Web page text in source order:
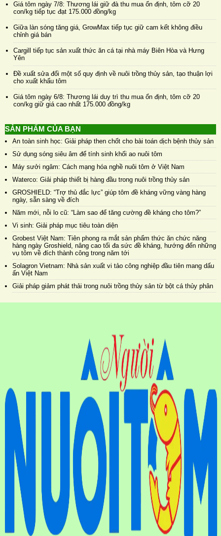
Giá tôm ngày 7/8: Thương lái giữ đà thu mua ổn định, tôm cỡ 20
con/kg tiếp tục đạt 175.000 đồng/kg
Giữa làn sóng tăng giá, GrowMax tiếp tục giữ cam kết không điều
chỉnh giá bán
Cargill tiếp tục sản xuất thức ăn cá tại nhà máy Biên Hòa và Hưng
Yên
Đề xuất sửa đổi một số quy định về nuôi trồng thủy sản, tạo thuận lợi
cho xuất khẩu tôm
Giá tôm ngày 6/8: Thương lái duy trì thu mua ổn định, tôm cỡ 20
con/kg giữ giá cao nhất 175.000 đồng/kg
SẢN PHẨM CỦA BẠN
An toàn sinh học: Giải pháp then chốt cho bài toán dịch bệnh thủy sản
Sử dụng sóng siêu âm để tính sinh khối ao nuôi tôm
Máy sưởi ngâm: Cách mạng hóa nghề nuôi tôm ở Việt Nam
Waterco: Giải pháp thiết bị hàng đầu trong nuôi trồng thủy sản
GROSHIELD: “Trợ thủ đắc lực” giúp tôm đề kháng vững vàng hàng
ngày, sẵn sàng về đích
Năm mới, nỗi lo cũ: “Làm sao để tăng cường đề kháng cho tôm?”
Vi sinh: Giải pháp mục tiêu toàn diện
Grobest Việt Nam: Tiên phong ra mắt sản phẩm thức ăn chức năng
hàng ngày Groshield, nâng cao tối đa sức đề kháng, hướng đến những
vụ tôm về đích thành công trong năm tới
Solagron Vietnam: Nhà sản xuất vi tảo công nghiệp đầu tiên mang dấu
ấn Việt Nam
Giải pháp giảm phát thải trong nuôi trồng thủy sản từ bột cá thủy phân